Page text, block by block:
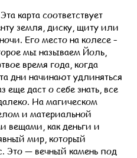
Эта карта соответствует
земля, диску, щиту или
Его место на колесе –
мы называем Йоль,
время года, когда
дни начинают удлиняться
еще даст о себе знать, все
На магическом
и материальной
вещами, как деньги и
мир, который
Это — вечный камень под